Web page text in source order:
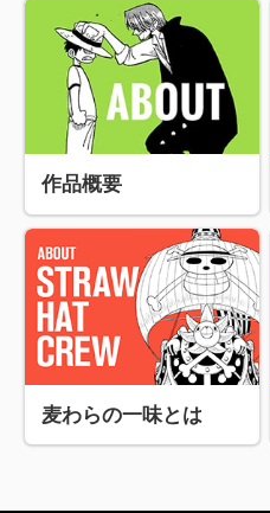
作品概要
麦わらの一味とは